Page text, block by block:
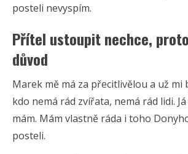
posteli nevyspím.
Přítel ustoupit nechce,
důvod
Marek mě má za přecitlivělou a už mi
kdo nemá rád zvířata, nemá rád lidi.
mám. Mám vlastně ráda i toho
posteli.